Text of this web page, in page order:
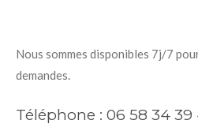
Nous sommes disponibles 7j/7
demandes.
Téléphone : 06 58 34 39